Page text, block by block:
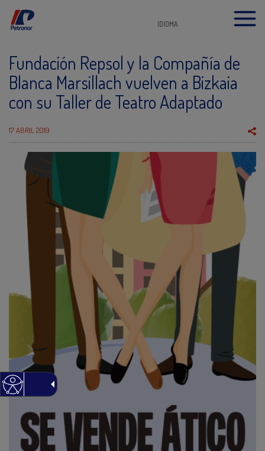
IDIOMA
Fundación Repsol y la Compañía de
Blanca Marsillach vuelven a Bizkaia
con su Taller de Teatro Adaptado
17 ABRIL 2019